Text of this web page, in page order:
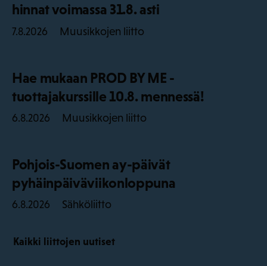
hinnat voimassa 31.8. asti
7.8.2026 Muusikkojen liitto
Hae mukaan PROD BY ME -
tuottajakurssille 10.8. mennessä!
6.8.2026 Muusikkojen liitto
Pohjois-Suomen ay-päivät
pyhäinpäiväviikonloppuna
6.8.2026 Sähköliitto
Kaikki liittojen uutiset